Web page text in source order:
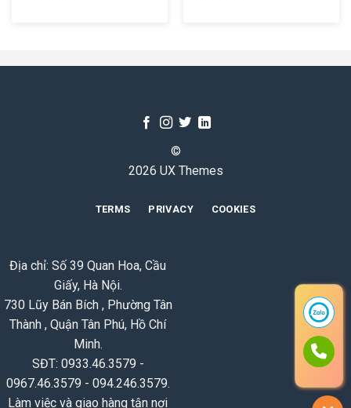
©
2026 UX Themes
TERMS PRIVACY COOKIES
Địa chỉ: Số 39 Quan Hoa, Cầu
Giấy, Hà Nội.
730 Lũy Bán Bích , Phường Tân
Thành , Quận Tân Phú, Hồ Chí
Minh.
SĐT: 0933.46.3579 -
0967.46.3579 - 094.246.3579.
Làm việc và giao hàng tận nơi